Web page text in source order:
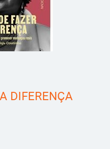
DIFERENÇA